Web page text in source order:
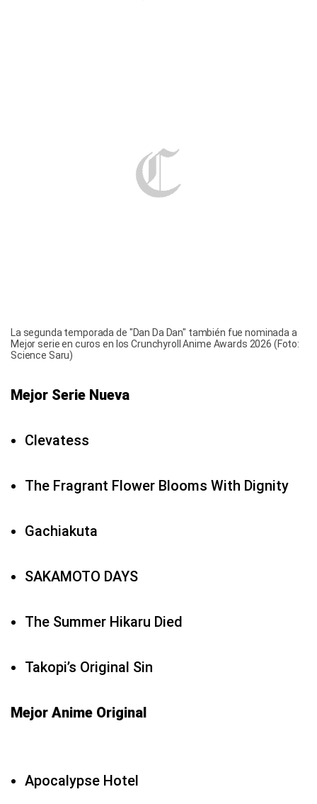
La segunda temporada de "Dan Da Dan" también fue nominada a
Mejor serie en curos en los Crunchyroll Anime Awards 2026 (Foto:
Science Saru)
Mejor Serie Nueva
Clevatess
The Fragrant Flower Blooms With Dignity
Gachiakuta
SAKAMOTO DAYS
The Summer Hikaru Died
Takopi’s Original Sin
Mejor Anime Original
Apocalypse Hotel